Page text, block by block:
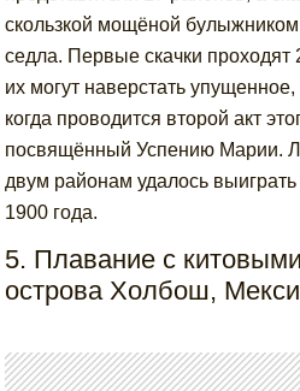
скользкой мощёной
седла. Первые скачки
их могут наверстать
когда проводится второй акт
посвящённый Успению Марии.
двум районам удалось
1900 года.
5. Плавание с
острова Холбош,